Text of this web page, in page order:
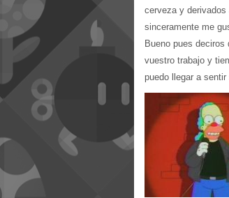
cerveza y
sinceramente me
Bueno pues
vuestro trabajo y
puedo llegar a